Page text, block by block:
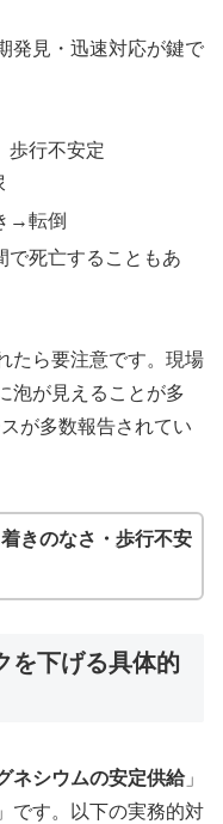
発見・迅速対応が鍵で
歩行不安定
→転倒
で死亡することもあ
たら要注意です。現場
泡が見えることが多
が多数報告されてい
きのなさ・歩行不安
を下げる具体的
ネシウムの安定供給」
」です。以下の実務的対